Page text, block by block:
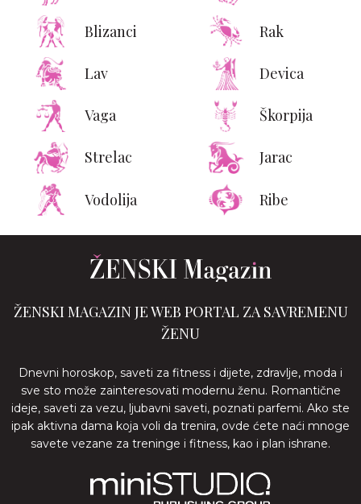
Blizanci Rak
Lav Devica
Vaga Škorpija
Strelac Jarac
Vodolija Ribe
ŽENSKI MAGAZIN JE WEB PORTAL ZA SAVREMENU
ŽENU
Dnevni horoskop, saveti za fitness i dijete, zdravlje, moda i
sve sto može zainteresovati modernu ženu. Romantične
ideje, saveti za vezu, ljubavni saveti, poznati parfemi. Ako ste
ipak aktivna dama koja voli da trenira, ovde ćete naći mnoge
savete vezane za treninge i fitness, kao i plan ishrane.